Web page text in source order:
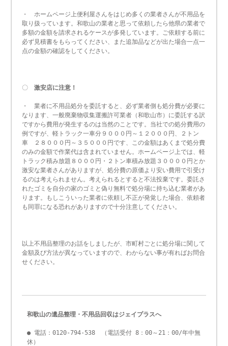
・ ホームページ上便利屋さんをはじめ多くの業者さんが不用品を
取り扱っています。和歌山の業者と思って依頼したら他県の業者で
多額の金額を請求されるケースが多発しています。ご依頼する前に
必ず見積書をもらってください、また追加品などが出た場合一点一
点の金額の確認をしてください。
〇激安店に注意！
・ 業者に不用品処分を委託すると、必ず業者側も処分費が必要に
なります、一般廃棄物収集運搬許可業者（和歌山市）に委託する訳
ですから費用が発生するのは当然のことです。当社での処分費用の
例ですが、軽トラック一車分９０００円～１２０００円、２トン
車 ２８０００円～３５０００円です、この金額はあくまで処分費
のみの金額で作業代は含まれていません。ホームページ上では、軽
トラック積み放題８０００円・２トン車積み放題３００００円とか
激安な業者さんがありますが、処分費の原価より安い費用で引受け
るのは考えられません。考えられるとすると不法投棄です。委託さ
れたゴミを自分の家のゴミと偽り無料で処分場に持ち込む業者があ
ります。もしこういった業者に依頼し不正が発覚した場合、依頼者
も同罪になる恐れがありますので十分注意してください。
以上不用品整理のお話をしましたが、市町村ごとに処分場に関して
金額及び方法が異なっていますので、わからない事が有ればお問合
せください。
和歌山の遺品整理・不用品回収はジェイプラスへ
● 電話：0120-794-538 （電話受付 8：00～21：00/年中無
休）